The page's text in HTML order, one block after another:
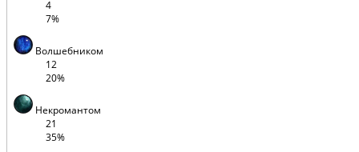
4
7%
Волшебником
12
20%
Некромантом
21
35%